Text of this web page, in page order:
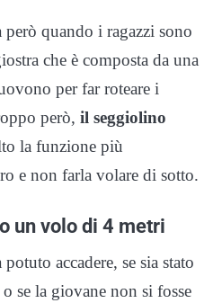
quando i ragazzi sono
che è composta da una
per far roteare i
però, il seggiolino
la funzione più
e non farla volare di sotto.
un volo di 4 metri
accadere, se sia stato
se la giovane non si fosse